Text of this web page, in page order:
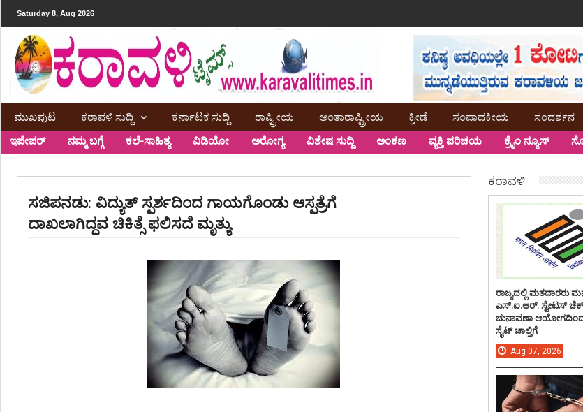
Saturday 8, Aug 2026
ಮುಖಪುಟ ಕರಾವಳಿ ಸುದ್ದಿ ಕರ್ನಾಟಕ ಸುದ್ದಿ ರಾಷ್ಟ್ರೀಯ ಅಂತಾರಾಷ್ಟ್ರೀಯ ಕ್ರೀಡೆ ಸಂಪಾದಕೀಯ ಸಂದರ್ಶನ
ಇಪೇಪರ್ ನಮ್ಮ ಬಗ್ಗೆ ಕಲೆ-ಸಾಹಿತ್ಯ ವಿಡಿಯೋ ಅರೋಗ್ಯ ವಿಶೇಷ ಸುದ್ದಿ ಅಂಕಣ ವ್ಯಕ್ತಿ ಪರಿಚಯ ಕ್ರೈಂ ನ್ಯೂಸ್
ಸಜಿಪನಡು: ವಿದ್ಯುತ್ ಸ್ಪರ್ಶದಿಂದ ಗಾಯಗೊಂಡು ಆಸ್ಪತ್ರೆಗೆ
ದಾಖಲಾಗಿದ್ದವ ಚಿಕಿತ್ಸೆ ಫಲಿಸದೆ ಮೃತ್ಯು
ಕರಾವಳಿ
ರಾಜ್ಯದಲ್ಲಿ ಮತದಾರರು
ಎಸ್.ಐ.ಆರ್. ಸ್ಟೇಟಸ್
ಚುನಾವಣಾ
ಸೈಟ್ ಚಾಲ್ತಿಗೆ
Aug 07, 2026